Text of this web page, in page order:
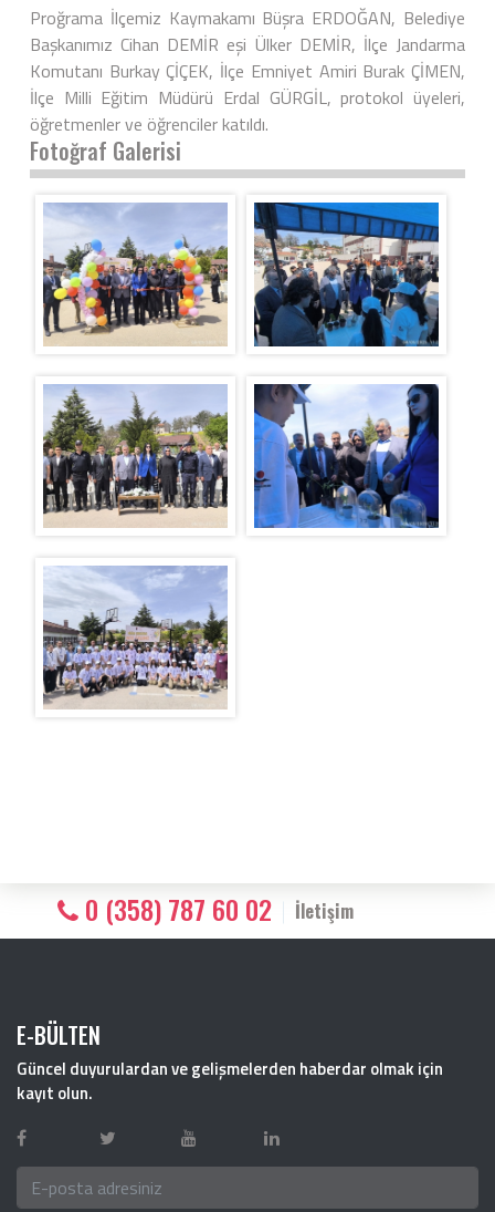
Proğrama İlçemiz Kaymakamı Büşra ERDOĞAN, Belediye
Başkanımız Cihan DEMİR eşi Ülker DEMİR, İlçe Jandarma
Komutanı Burkay ÇİÇEK, İlçe Emniyet Amiri Burak ÇİMEN,
İlçe Milli Eğitim Müdürü Erdal GÜRGİL, protokol üyeleri,
öğretmenler ve öğrenciler katıldı.
Fotoğraf Galerisi
0 (358) 787 60 02 İletişim
E-BÜLTEN
Güncel duyurulardan ve gelişmelerden haberdar olmak için
kayıt olun.